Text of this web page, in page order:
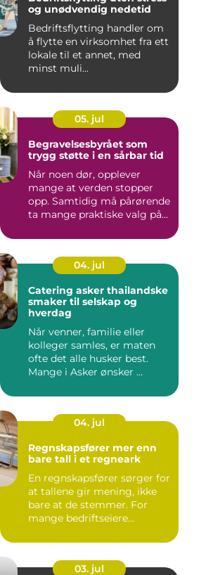
og unødvendig nedetid
Bedriftsflytting handler om
å flytte en virksomhet fra ett
lokale til et annet, med
minst muli...
05. jul
Begravelsesbyrået som
trygg støtte i en sårbar tid
Når noen dør, opplever
mange at verden stopper
opp. Samtidig må pårørende
ta mange praktiske valg på...
04. jul
Catering asker thailandske
smaker til selskap og
hverdag
Når venner, familie eller
kolleger samles, er maten
ofte det alle husker best.
Mange i Asker ønsker ...
04. jul
Regnskapsfører mer enn
bare tall i et regneark
En regnskapsfører sørger for
at tallene gir mening, ikke
bare at de stemmer. For
mange bedriftseiere...
03. jul